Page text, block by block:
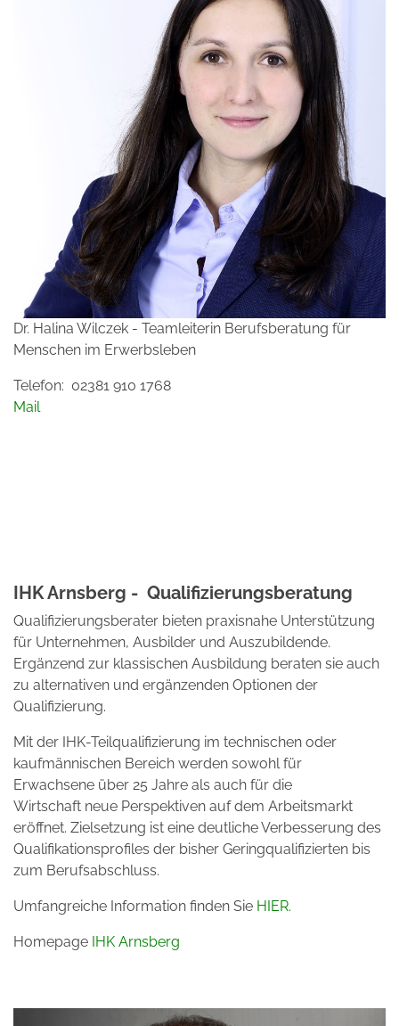
Dr. Halina Wilczek - Teamleiterin Berufsberatung für
Menschen im Erwerbsleben
Telefon: 02381 910 1768
Mail
IHK Arnsberg - Qualifizierungsberatung
Qualifizierungsberater bieten praxisnahe Unterstützung
für Unternehmen, Ausbilder und Auszubildende.
Ergänzend zur klassischen Ausbildung beraten sie auch
zu alternativen und ergänzenden Optionen der
Qualifizierung.
Mit der IHK-Teilqualifizierung im technischen oder
kaufmännischen Bereich werden sowohl für
Erwachsene über 25 Jahre als auch für die
Wirtschaft neue Perspektiven auf dem Arbeitsmarkt
eröffnet. Zielsetzung ist eine deutliche Verbesserung des
Qualifikationsprofiles der bisher Geringqualifizierten bis
zum Berufsabschluss.
Umfangreiche Information finden Sie HIER.
Homepage IHK Arnsberg